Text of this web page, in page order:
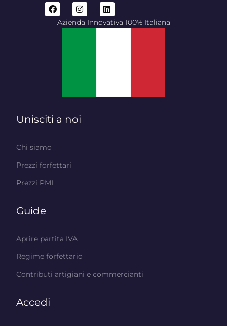
Azienda Innovativa 100% Italiana
Unisciti a noi
Chi siamo
Prezzi forfettari
Prezzi PMI
Guide
Aprire partita IVA
Regime forfettario
Contributi artigiani e commercianti
Accedi